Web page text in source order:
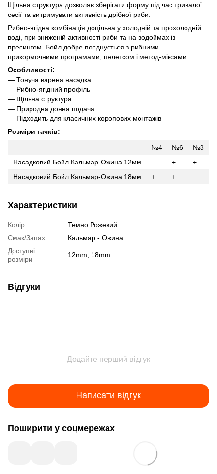
Щільна структура дозволяє зберігати форму під час тривалої
сесії та витримувати активність дрібної риби.
Рибно-ягідна комбінація доцільна у холодній та прохолодній
воді, при зниженій активності риби та на водоймах із
пресингом. Бойл добре поєднується з рибними
прикормочними програмами, пелетсом і метод-міксами.
Особливості:
— Тонуча варена насадка
— Рибно-ягідний профіль
— Щільна структура
— Природна донна подача
— Підходить для класичних коропових монтажів
Розміри гачків:
№4 №6
№8
Насадковий Бойл Кальмар-Ожина 12мм
+
+
Насадковий Бойл Кальмар-Ожина 18мм
+ +
Характеристики
Колір
Темно Рожевий
Смак/Запах
Кальмар - Ожина
Доступні
розміри
12mm, 18mm
Відгуки
Додайте перший відгук
Написати відгук
Поширити у соцмережах